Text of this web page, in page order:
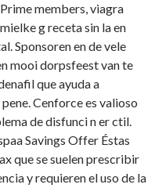
members, viagra
g receta sin la en
Sponsoren en de vele
mooi dorpsfeest van te
que ayuda a
Cenforce es valioso
de disfunci n er ctil.
Savings Offer Éstas
que se suelen prescribir
y requieren el uso de la